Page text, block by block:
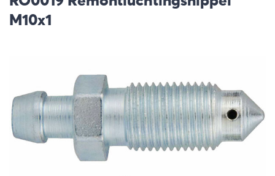
M10x1